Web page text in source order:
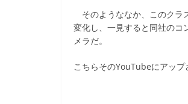
そのようななか、このクラ
変化し、一見すると同社のコ
メラだ。
こちらそのYouTubeにアップ